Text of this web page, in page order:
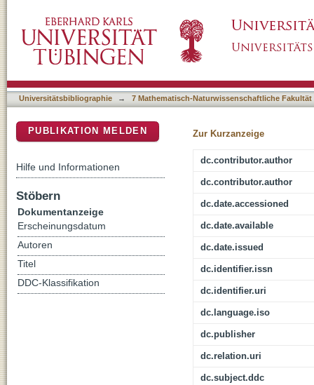
Universitätsbibliographie → 7 Mathematisch-Naturwissenschaftliche Fakultät
Zur Kurzanzeige
dc.contributor.author
dc.contributor.author
dc.date.accessioned
dc.date.available
dc.date.issued
dc.identifier.issn
dc.identifier.uri
dc.language.iso
dc.publisher
dc.relation.uri
dc.subject.ddc
PUBLIKATION MELDEN
Hilfe und Informationen
Stöbern
Dokumentanzeige
Erscheinungsdatum
Autoren
Titel
DDC-Klassifikation